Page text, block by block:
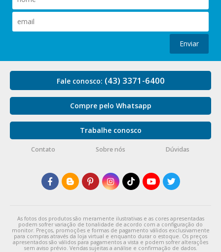
Enviar
Fale conosco: (43) 3371-6400
Compre pelo Whatsapp
Trabalhe conosco
Contato Sobre nós Dúvidas
As fotos dos produtos são meramente ilustrativas e as cores apresentadas
podem sofrer variação de tonalidade de acordo com a configuração do
monitor. Preços, promoções e formas de pagamento válidos exclusivamente
para compras através da loja virtual e enquanto durar o estoque. Os preços
apresentados são válidos para pagamentos a vista e podem sofrer alterações
sem aviso prévio. Vendas sujeitas a análise e confirmação de dados.